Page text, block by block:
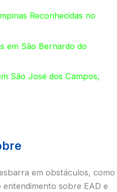
Reconhecidas no
em São Bernardo do
São José dos Campos,
em obstáculos, como
entendimento sobre EAD e